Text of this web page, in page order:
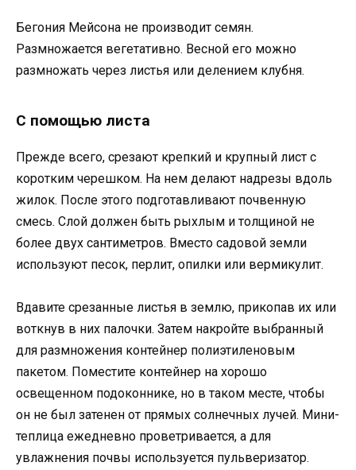
Бегония Мейсона не производит семян.
Размножается вегетативно. Весной его можно
размножать через листья или делением клубня.
С помощью листа
Прежде всего, срезают крепкий и крупный лист с
коротким черешком. На нем делают надрезы вдоль
жилок. После этого подготавливают почвенную
смесь. Слой должен быть рыхлым и толщиной не
более двух сантиметров. Вместо садовой земли
используют песок, перлит, опилки или вермикулит.
Вдавите срезанные листья в землю, прикопав их или
воткнув в них палочки. Затем накройте выбранный
для размножения контейнер полиэтиленовым
пакетом. Поместите контейнер на хорошо
освещенном подоконнике, но в таком месте, чтобы
он не был затенен от прямых солнечных лучей. Мини-
теплица ежедневно проветривается, а для
увлажнения почвы используется пульверизатор.